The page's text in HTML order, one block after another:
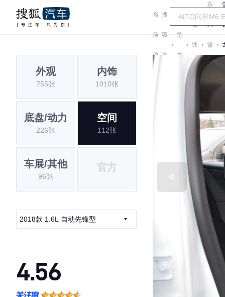
当
前
位
搜
狐
汽
＞
车
型
大
＞
雪
铁
龙
＞
东
风
雪
铁
龙
＞
外观
755张
内饰
1010张
底盘/动力
226张
空间
112张
车展/其他
96张
官方
2018款 1.6L 自动先锋型
4.56